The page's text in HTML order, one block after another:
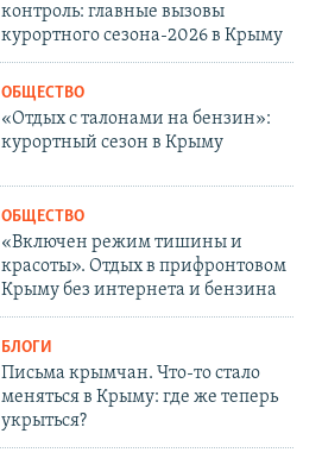
контроль: главные вызовы
курортного сезона-2026 в Крыму
ОБЩЕСТВО
«Отдых с талонами на бензин»:
курортный сезон в Крыму
ОБЩЕСТВО
«Включен режим тишины и
красоты». Отдых в прифронтовом
Крыму без интернета и бензина
БЛОГИ
Письма крымчан. Что-то стало
меняться в Крыму: где же теперь
укрыться?